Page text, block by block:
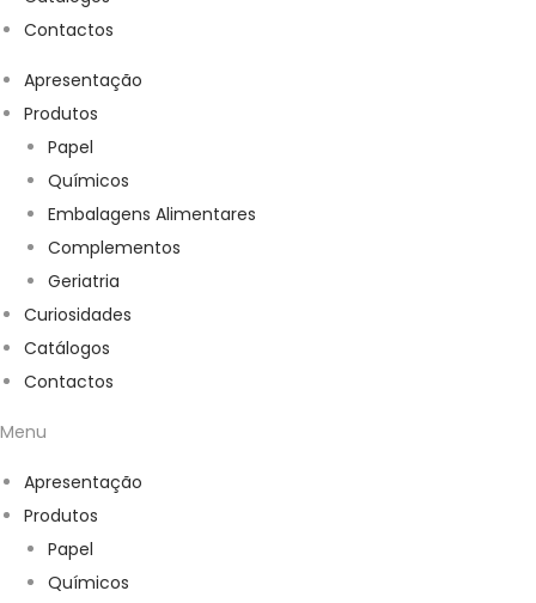
Contactos
Apresentação
Produtos
Papel
Químicos
Embalagens Alimentares
Complementos
Geriatria
Curiosidades
Catálogos
Contactos
Menu
Apresentação
Produtos
Papel
Químicos